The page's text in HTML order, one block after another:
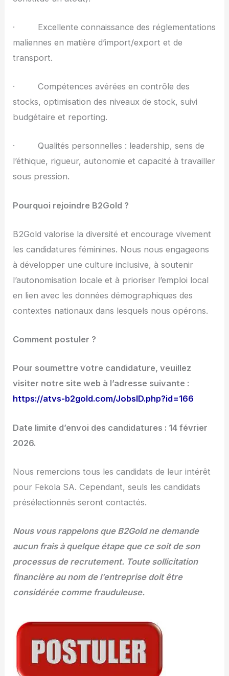
· Excellente connaissance des réglementations
maliennes en matière d’import/export et de
transport.
· Compétences avérées en contrôle des
stocks, optimisation des niveaux de stock, suivi
budgétaire et reporting.
· Qualités personnelles : leadership, sens de
l’éthique, rigueur, autonomie et capacité à travailler
sous pression.
Pourquoi rejoindre B2Gold ?
B2Gold valorise la diversité et encourage vivement
les candidatures féminines. Nous nous engageons
à développer une culture inclusive, à soutenir
l’autonomisation locale et à prioriser l’emploi local
en lien avec les données démographiques des
contextes nationaux dans lesquels nous opérons.
Comment postuler ?
Pour soumettre votre candidature, veuillez
visiter notre site web à l’adresse suivante :
https://atvs-b2gold.com/JobsID.php?id=166
Date limite d’envoi des candidatures : 14 février
2026.
Nous remercions tous les candidats de leur intérêt
pour Fekola SA. Cependant, seuls les candidats
présélectionnés seront contactés.
Nous vous rappelons que B2Gold ne demande
aucun frais à quelque étape que ce soit de son
processus de recrutement. Toute sollicitation
financière au nom de l’entreprise doit être
considérée comme frauduleuse.